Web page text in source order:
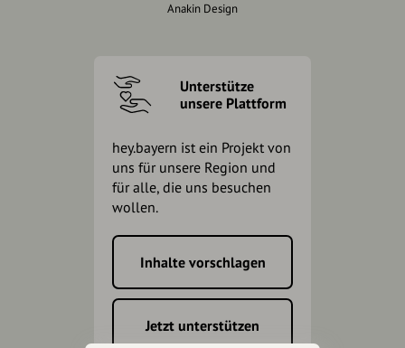
Anakin Design
Unterstütze
unsere Plattform
hey.bayern ist ein Projekt von
uns für unsere Region und
für alle, die uns besuchen
wollen.
Inhalte vorschlagen
Jetzt unterstützen